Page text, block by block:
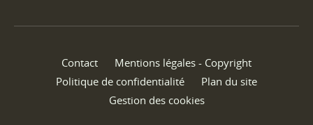
Contact
Mentions légales - Copyright
Politique de confidentialité
Plan du site
Gestion des cookies